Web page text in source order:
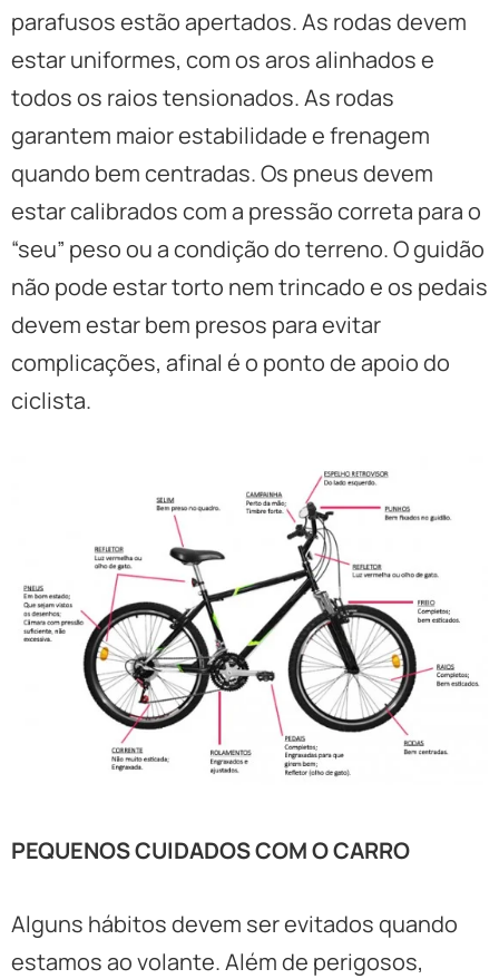
parafusos estão apertados. As rodas devem
estar uniformes, com os aros alinhados e
todos os raios tensionados. As rodas
garantem maior estabilidade e frenagem
quando bem centradas. Os pneus devem
estar calibrados com a pressão correta para o
“seu” peso ou a condição do terreno. O guidão
não pode estar torto nem trincado e os pedais
devem estar bem presos para evitar
complicações, afinal é o ponto de apoio do
ciclista.
PEQUENOS CUIDADOS COM O CARRO
Alguns hábitos devem ser evitados quando
estamos ao volante. Além de perigosos,